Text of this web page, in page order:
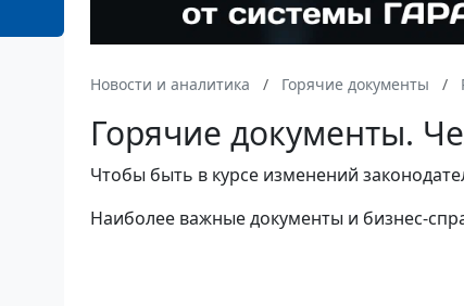
Новости и аналитика Горячие документы
Горячие документы.
Чтобы быть в курсе изменений
Наиболее важные документы и бизнес-